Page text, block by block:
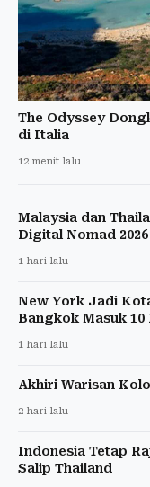
The Odyssey
di Italia
12 menit lalu
Malaysia dan
Digital Nomad 2026
1 hari lalu
New York Jadi
Bangkok Masuk 10
1 hari lalu
Akhiri Warisan
2 hari lalu
Indonesia Tetap
Salip Thailand